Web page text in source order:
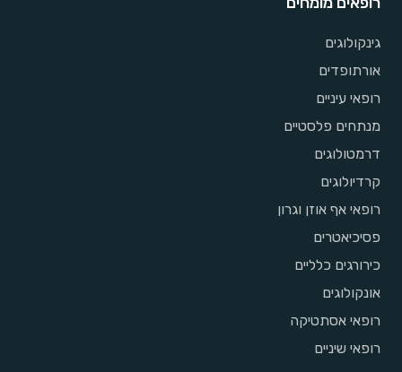
גינקולוגים
אורתופדים
רופאי עיניים
מנתחים פלסטיים
דרמטולוגים
קרדיולוגים
רופאי אף אוזן וגרון
פסיכיאטרים
כירורגים כלליים
אונקולוגים
רופאי אסתטיקה
רופאי שיניים